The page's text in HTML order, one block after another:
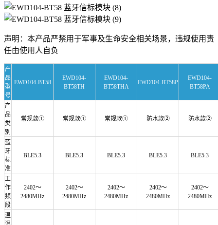
声明：本产品严禁用于军事及生命安全相关场景，违规使用责
任由使用人自负
产
品
型
号
EWD104-BT58
EWD104-
BT58TH
EWD104-
BT58THA
EWD104-BT58P
EWD104-
BT58PA
产
品
类
别
常规款① 常规款① 常规款① 防水款② 防水款②
蓝
牙
标
准
BLE5.3 BLE5.3 BLE5.3 BLE5.3 BLE5.3
工
作
频
段
2402～
2480MHz
2402～
2480MHz
2402～
2480MHz
2402～
2480MHz
2402～
2480MHz
温